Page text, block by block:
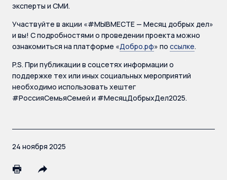
эксперты и СМИ.
Участвуйте в акции «#МЫВМЕСТЕ — Месяц добрых дел»
и вы! С подробностями о проведении проекта можно
ознакомиться на платформе «Добро.рф» по ссылке.
P.S. При публикации в соцсетях информации о
поддержке тех или иных социальных мероприятий
необходимо использовать хештег
#РоссияСемьяСемей и #МесяцДобрыхДел2025.
24 ноября 2025